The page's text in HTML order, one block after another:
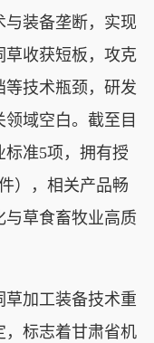
装备垄断，实现
草收获短板，攻克
等技术瓶颈，研发
域空白。截至目
准5项，拥有授
），相关产品畅
与草食畜牧业高质
加工装备技术重
，标志着甘肃省机